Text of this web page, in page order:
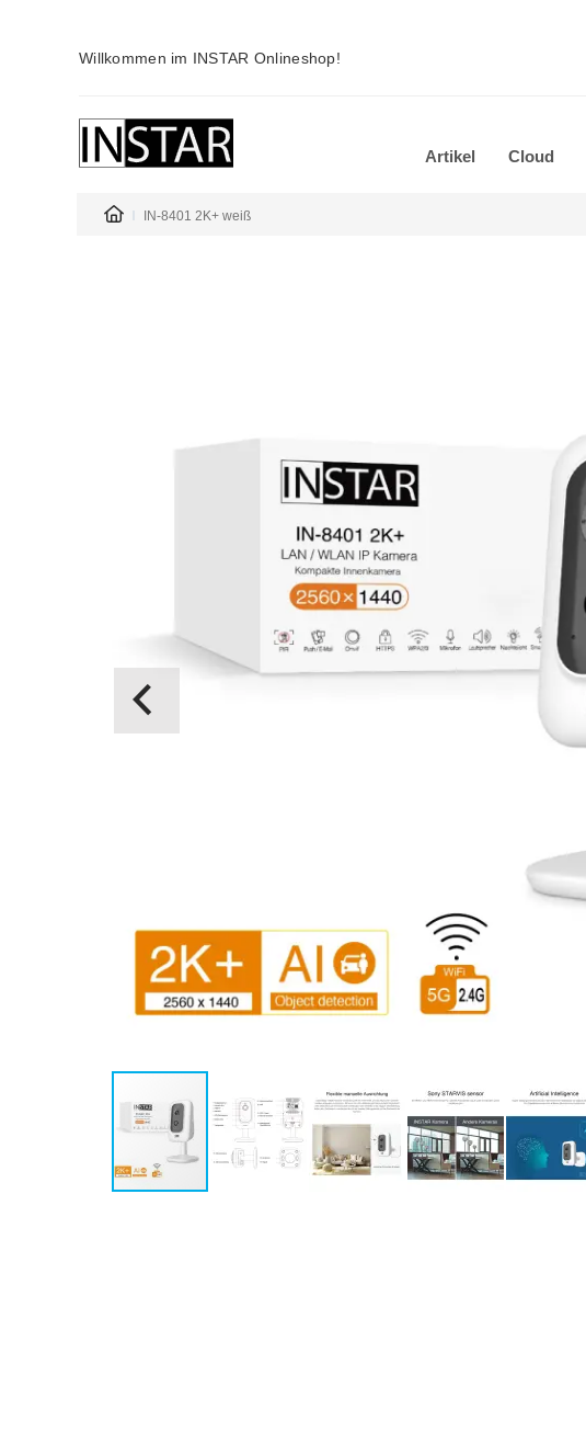
Willkommen im INSTAR Onlineshop!
Artikel Cloud
IN-8401 2K+ weiß